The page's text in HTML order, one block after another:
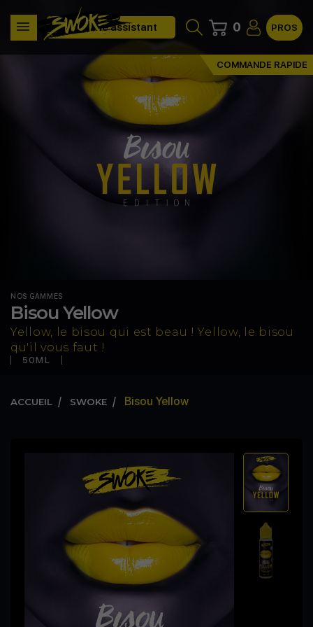
COMMANDE RAPIDE
Clone assistant 0 PROS
NOS GAMMES
Bisou Yellow
Yellow, le bisou qui est beau ! Yellow, le bisou
qu'il vous faut !
50ML
ACCUEIL SWOKE Bisou Yellow